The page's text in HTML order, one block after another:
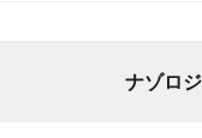
ナゾロ